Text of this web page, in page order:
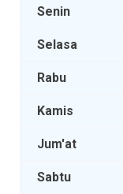
Senin
Selasa
Rabu
Kamis
Jum'at
Sabtu